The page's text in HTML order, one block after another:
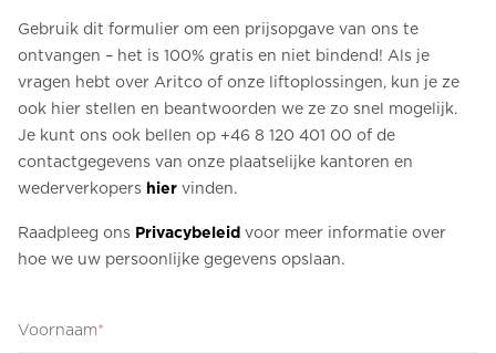
FAQ
Neem contact op
Gebruik dit formulier om een prijsopgave van ons te
ontvangen – het is 100% gratis en niet bindend! Als je
vragen hebt over Aritco of onze liftoplossingen, kun je ze
ook hier stellen en beantwoorden we ze zo snel mogelijk.
Je kunt ons ook bellen op +46 8 120 401 00 of de
contactgegevens van onze plaatselijke kantoren en
wederverkopers hier vinden.
Raadpleeg ons Privacybeleid voor meer informatie over
hoe we uw persoonlijke gegevens opslaan.
Voornaam*